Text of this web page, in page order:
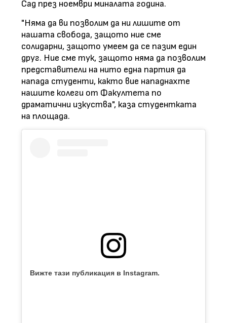
Сад през ноември миналата година.
"Няма да ви позволим да ни лишите от
нашата свобода, защото ние сме
солидарни, защото умеем да се пазим един
друг. Ние сме тук, защото няма да позволим
представители на нито една партия да
напада студенти, както вие нападнахте
нашите колеги от Факултета по
драматични изкуства", каза студентката
на площада.
Вижте тази публикация в Instagram.